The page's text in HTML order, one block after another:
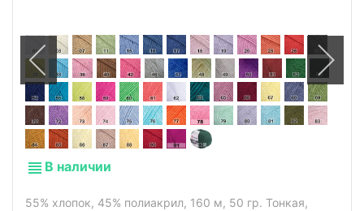
В наличии
55% хлопок, 45% полиакрил, 160 м, 50 гр. Тонкая,